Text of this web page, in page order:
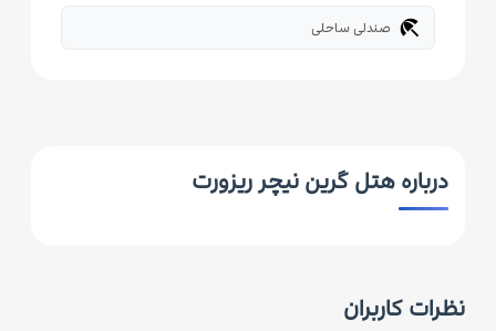
beach_access صندلی ساحلی
درباره هتل گرین نیچر ریزورت
نظرات کاربران